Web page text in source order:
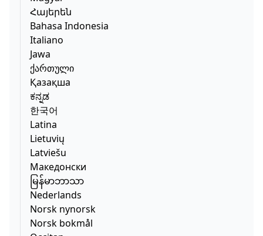
Հայերեն
Bahasa Indonesia
Italiano
Jawa
ქართული
Қазақша
ಕನ್ನಡ
한국어
Latina
Lietuvių
Latviešu
Македонски
မြန်မာဘာသာ
Nederlands
Norsk nynorsk
Norsk bokmål